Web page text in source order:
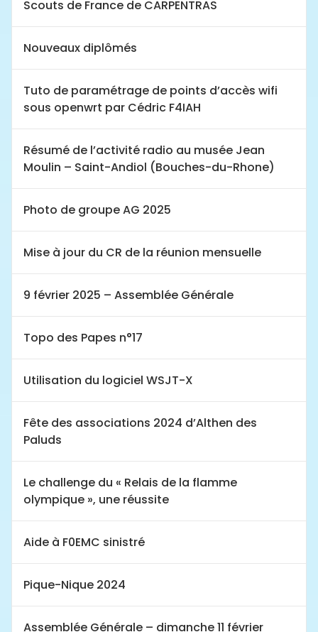
Scouts de France de CARPENTRAS
Nouveaux diplômés
Tuto de paramétrage de points d’accès wifi
sous openwrt par Cédric F4IAH
Résumé de l’activité radio au musée Jean
Moulin – Saint-Andiol (Bouches-du-Rhone)
Photo de groupe AG 2025
Mise à jour du CR de la réunion mensuelle
9 février 2025 – Assemblée Générale
Topo des Papes n°17
Utilisation du logiciel WSJT-X
Fête des associations 2024 d’Althen des
Paluds
Le challenge du « Relais de la flamme
olympique », une réussite
Aide à F0EMC sinistré
Pique-Nique 2024
Assemblée Générale – dimanche 11 février